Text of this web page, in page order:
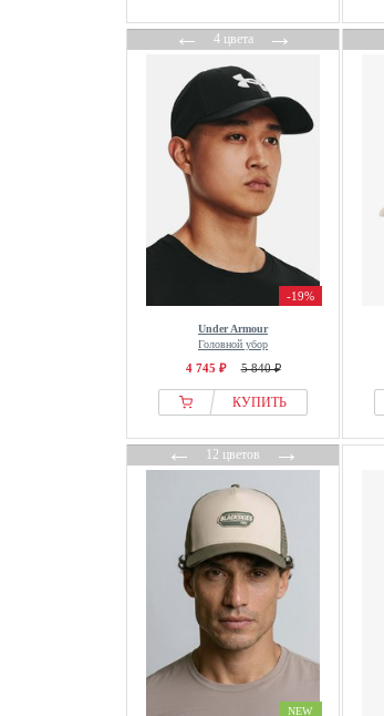
←4 цвета→
-19%
Under Armour
Головной убор
4 745 ₽ 5 840 ₽
КУПИТЬ
←12 цветов→
NEW